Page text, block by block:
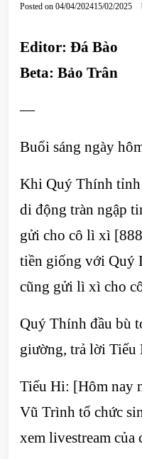
Posted on 04/04/202415/02/2025
Editor: Đá Bào
Beta: Bảo Trân
—
Buổi sáng ngày
Khi Quý Thính tỉnh
di động tràn ngập
gửi cho cô lì xì
tiền giống với Quý
cũng gửi lì xì cho
Quý Thính đầu bù
giường, trả lời
Tiếu Hi: [Hôm nay
Vũ Trình tổ chức
xem livestream của